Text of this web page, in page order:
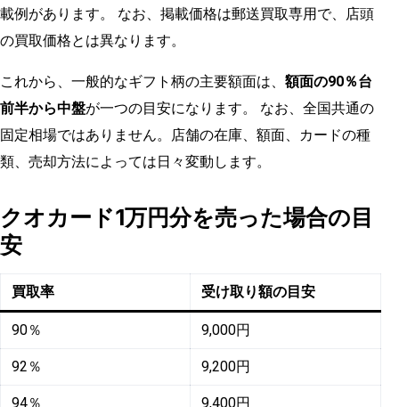
載例があります。 なお、掲載価格は郵送買取専用で、店頭
の買取価格とは異なります。
これから、一般的なギフト柄の主要額面は、 額面の90％台
前半から中盤が一つの目安になります。 なお、全国共通の
固定相場ではありません。店舗の在庫、額面、カードの種
類、売却方法によっては日々変動します。
クオカード1万円分を売った場合の目
安
買取率 受け取り額の目安
90％ 9,000円
92％ 9,200円
94％ 9,400円